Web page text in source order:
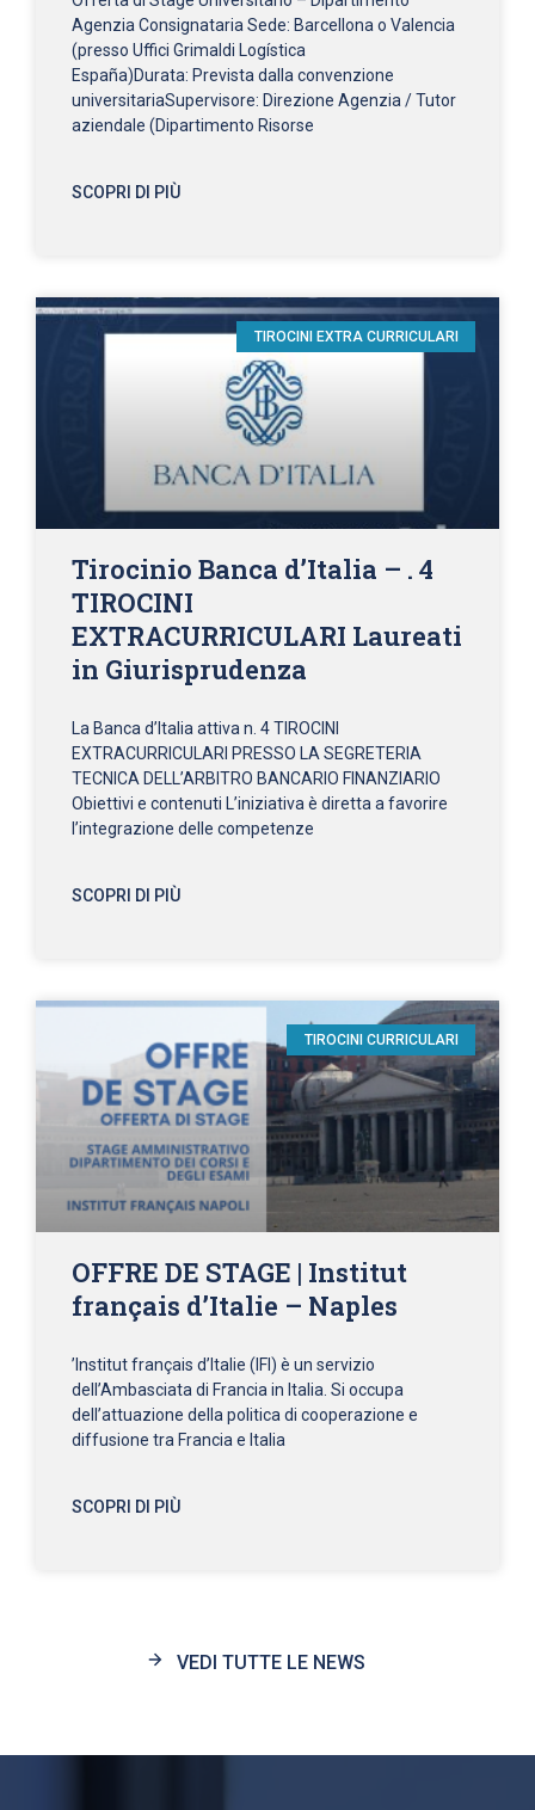
Agenzia Consignataria Sede: Barcellona o Valencia
(presso Uffici Grimaldi Logística
España)Durata: Prevista dalla convenzione
universitariaSupervisore: Direzione Agenzia / Tutor
aziendale (Dipartimento Risorse
SCOPRI DI PIÙ
TIROCINI EXTRA CURRICULARI
Tirocinio Banca d’Italia – . 4
TIROCINI
EXTRACURRICULARI Laureati
in Giurisprudenza
La Banca d’Italia attiva n. 4 TIROCINI
EXTRACURRICULARI PRESSO LA SEGRETERIA
TECNICA DELL’ARBITRO BANCARIO FINANZIARIO
Obiettivi e contenuti L’iniziativa è diretta a favorire
l’integrazione delle competenze
SCOPRI DI PIÙ
TIROCINI CURRICULARI
OFFRE DE STAGE | Institut
français d’Italie – Naples
’Institut français d’Italie (IFI) è un servizio
dell’Ambasciata di Francia in Italia. Si occupa
dell’attuazione della politica di cooperazione e
diffusione tra Francia e Italia
SCOPRI DI PIÙ
VEDI TUTTE LE NEWS